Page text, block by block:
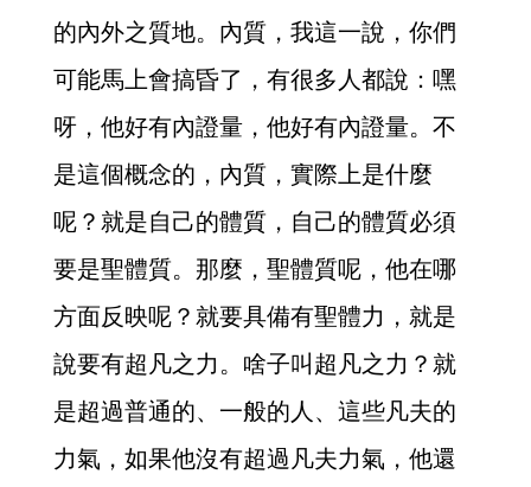
的內外之質地。內質，我這一說，你們
可能馬上會搞昏了，有很多人都說：嘿
呀，他好有內證量，他好有內證量。不
是這個概念的，內質，實際上是什麼
呢？就是自己的體質，自己的體質必須
要是聖體質。那麼，聖體質呢，他在哪
方面反映呢？就要具備有聖體力，就是
說要有超凡之力。啥子叫超凡之力？就
是超過普通的、一般的人、這些凡夫的
力氣，如果他沒有超過凡夫力氣，他還